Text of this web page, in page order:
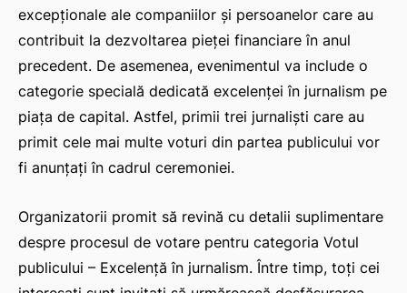
excepționale ale companiilor și persoanelor care au
contribuit la dezvoltarea pieței financiare în anul
precedent. De asemenea, evenimentul va include o
categorie specială dedicată excelenței în jurnalism pe
piața de capital. Astfel, primii trei jurnaliști care au
primit cele mai multe voturi din partea publicului vor
fi anunțați în cadrul ceremoniei.
Organizatorii promit să revină cu detalii suplimentare
despre procesul de votare pentru categoria Votul
publicului – Excelență în jurnalism. Între timp, toți cei